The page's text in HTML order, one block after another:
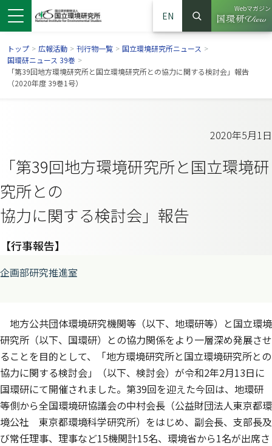
ドウで開きます）
ンドウで開きます）
ウインドウで開きます）
EN
サイト内検索
検索
Webマガジン
（別ウイ
トップ > 広報活動 > 刊行物一覧 > 国立環境研究所ニュース >
国環研ニュース 39巻 >
「第39回地方環境研究所と国立環境研究所との協力に関する検討会」報告
（2020年度 39巻1号）
2020年5月1日
「第39回地方環境研究所と国立環境研
究所との
協力に関する検討会」報告
【行事報告】
企画部研究推進室
地方公共団体環境研究機関等（以下、地環研等）と国立環境
研究所（以下、国環研）との協力関係をより一層深め発展させ
ることを目的として、「地方環境研究所と国立環境研究所との
協力に関する検討会」（以下、検討会）が令和2年2月13日に
国環研にて開催されました。第39回を迎えた今回は、地環研
等側から全国環境研協議会の中村会長（公益財団法人東京都環
境公社 東京都環境科学研究所）をはじめ、副会長、支部長及
び常任理事、理事など15機関計15名、環境省から1名が出席さ